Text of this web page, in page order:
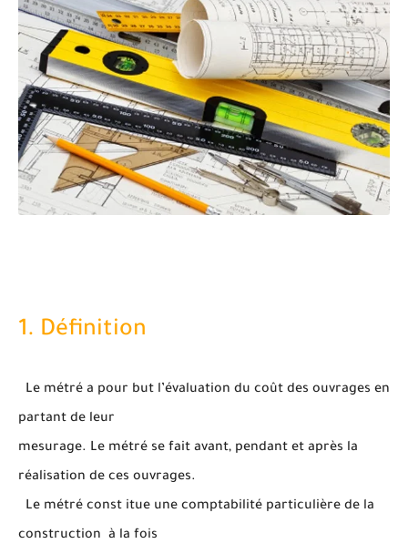
1. Définition
Le métré a pour but l’évaluation du coût des ouvrages en
partant de leur
mesurage. Le métré se fait avant, pendant et après la
réalisation de ces ouvrages.
Le métré const itue une comptabilité particulière de la
construction à la fois